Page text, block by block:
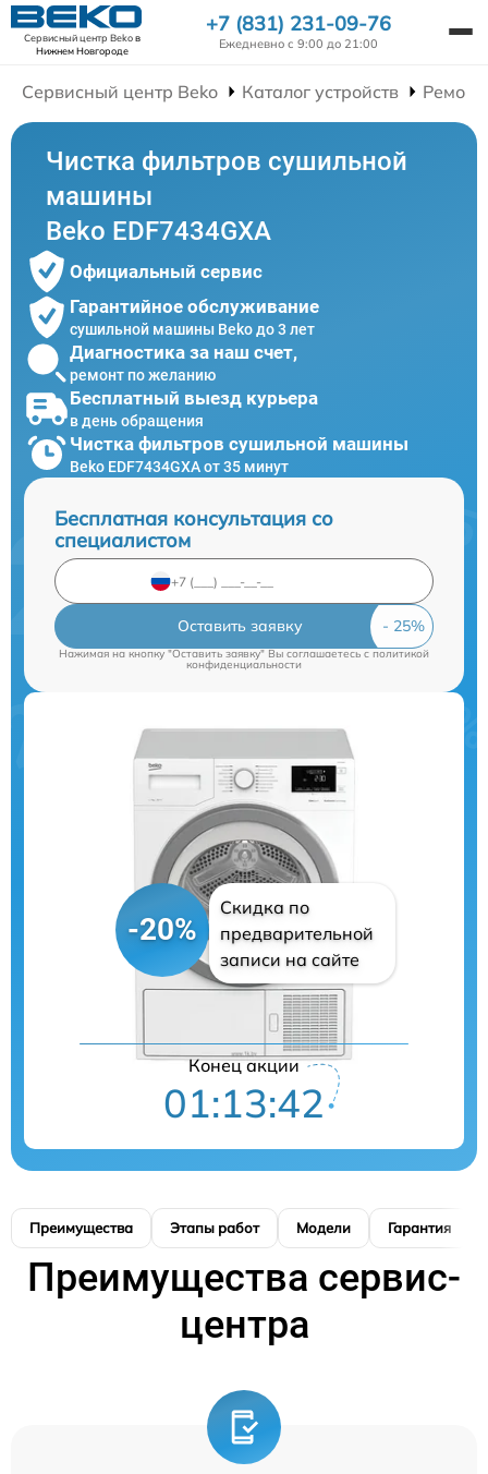
Сервисный центр Bekoв
Нижнем Новгороде
+7 (831) 231-09-76
Ежедневно с 9:00 до 21:00
Сервисный центр Beko Каталог устройств
Чистка фильтров сушильной
машины
Beko EDF7434GXA
Официальный сервис
Гарантийное обслуживание
сушильной машины Beko до 3 лет
Диагностика за наш счет,
ремонт по желанию
Бесплатный выезд курьера
в день обращения
Чистка фильтров сушильной машины
Beko EDF7434GXA от 35 минут
Бесплатная консультация со
специалистом
Оставить заявку
Нажимая на кнопку "Оставить заявку" Вы соглашаетесь c политикой
конфиденциальности
-20%
Скидка по
предварительной
записи на сайте
Конец акции
01:13:41
Преимущества Этапы работ Модели Гарантия
Преимущества сервис-
центра